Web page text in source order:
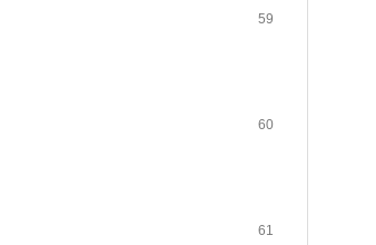
59
60
61